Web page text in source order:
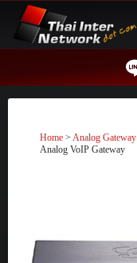
content
Home > Analog Gateway
Analog VoIP Gateway